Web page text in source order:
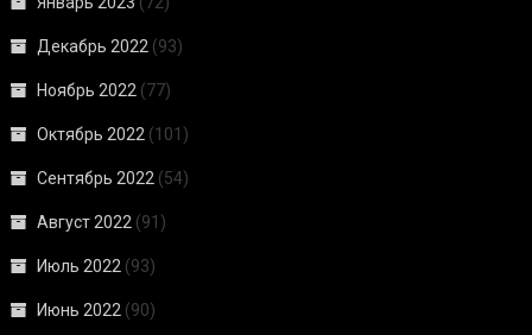
Декабрь 2022 (93)
Ноябрь 2022 (77)
Октябрь 2022 (101)
Сентябрь 2022 (54)
Август 2022 (91)
Июль 2022 (93)
Июнь 2022 (90)